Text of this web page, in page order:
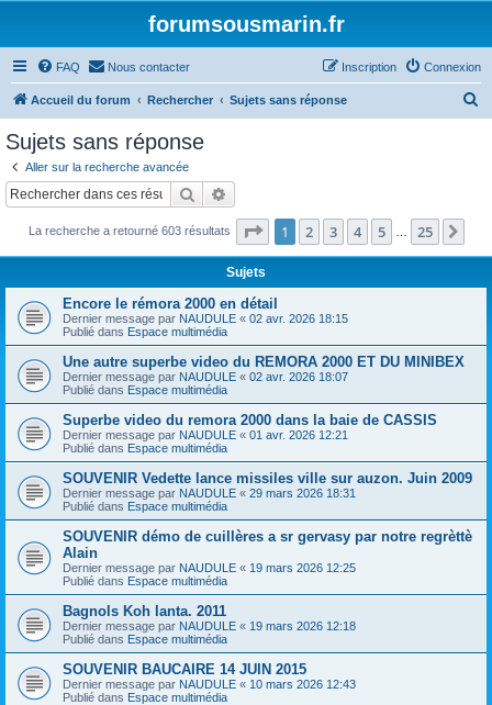
forumsousmarin.fr
FAQ Nous contacter Connexion
Inscription
Accueil du forum Rechercher Sujets sans réponse
c
Sujets sans réponse
Aller sur la recherche avancée
Rechercher
La recherche a retourné 603 résultats Page 1sur25
1 2 3 4 5 25
Sujets
Encore le rémora 2000 en détail
Dernier message par NAUDULE « 02 avr. 2026 18:15
Publié dans Espace multimédia
Une autre superbe video du REMORA 2000 ET DU MINIBEX
Dernier message par NAUDULE « 02 avr. 2026 18:07
Publié dans Espace multimédia
Superbe video du remora 2000 dans la baie de CASSIS
Dernier message par NAUDULE « 01 avr. 2026 12:21
Publié dans Espace multimédia
SOUVENIR Vedette lance missiles ville sur auzon. Juin 2009
Dernier message par NAUDULE « 29 mars 2026 18:31
Publié dans Espace multimédia
SOUVENIR démo de cuillères a sr gervasy par notre regrèttè
Alain
Dernier message par NAUDULE « 19 mars 2026 12:25
Publié dans Espace multimédia
Bagnols Koh lanta. 2011
Dernier message par NAUDULE « 19 mars 2026 12:18
Publié dans Espace multimédia
SOUVENIR BAUCAIRE 14 JUIN 2015
Dernier message par NAUDULE « 10 mars 2026 12:43
Publié dans Espace multimédia